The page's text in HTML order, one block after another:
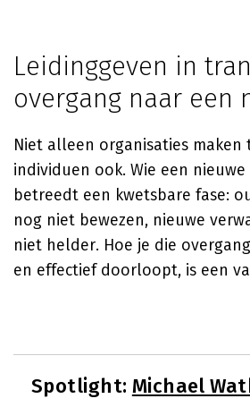
Leidinggeven in
overgang naar een
Niet alleen organisaties
individuen ook. Wie een
betreedt een kwetsbare fase:
nog niet bewezen, nieuwe
niet helder. Hoe je die
en effectief doorloopt, is een
Spotlight: Michael